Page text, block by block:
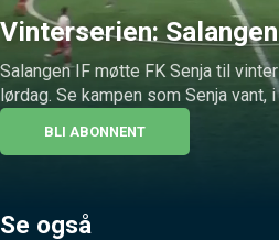
Vinterserien:
Salangen IF møtte FK Senja til
lørdag. Se kampen som Senja vant,
BLI ABONNENT
Se også